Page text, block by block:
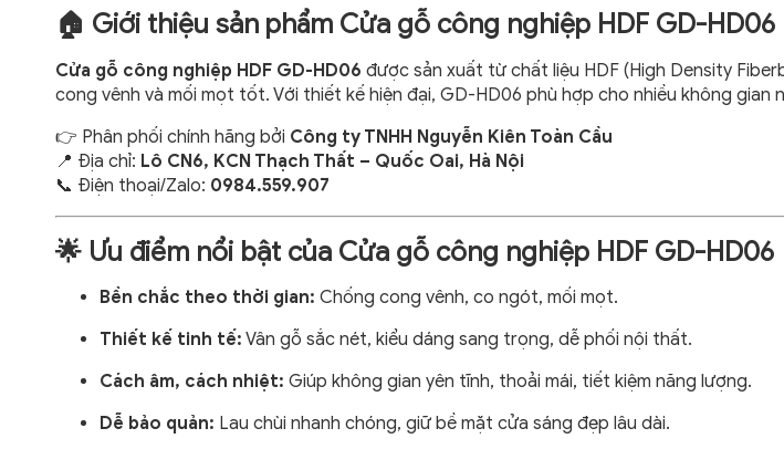
🏠 Giới thiệu sản phẩm Cửa gỗ công nghiệp HDF GD-HD06
Cửa gỗ công nghiệp HDF GD-HD06 được sản xuất từ chất liệu HDF (High Density
cong vênh và mối mọt tốt. Với thiết kế hiện đại, GD-HD06 phù hợp cho nhiều không gian
👉 Phân phối chính hãng bởi Công ty TNHH Nguyễn Kiên Toàn Cầu
📍 Địa chỉ: Lô CN6, KCN Thạch Thất – Quốc Oai, Hà Nội
📞 Điện thoại/Zalo: 0984.559.907
🌟 Ưu điểm nổi bật của Cửa gỗ công nghiệp HDF GD-HD06
Bền chắc theo thời gian: Chống cong vênh, co ngót, mối mọt.
Thiết kế tinh tế: Vân gỗ sắc nét, kiểu dáng sang trọng, dễ phối nội thất.
Cách âm, cách nhiệt: Giúp không gian yên tĩnh, thoải mái, tiết kiệm năng lượng.
Dễ bảo quản: Lau chùi nhanh chóng, giữ bề mặt cửa sáng đẹp lâu dài.